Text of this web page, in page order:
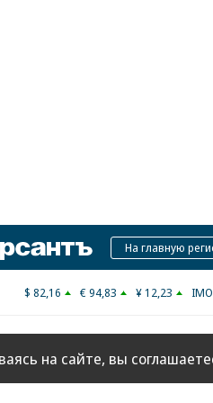
КоммерсантъНа главную
$ 82,16 € 94,83 ¥ 12,23
на сайте, вы